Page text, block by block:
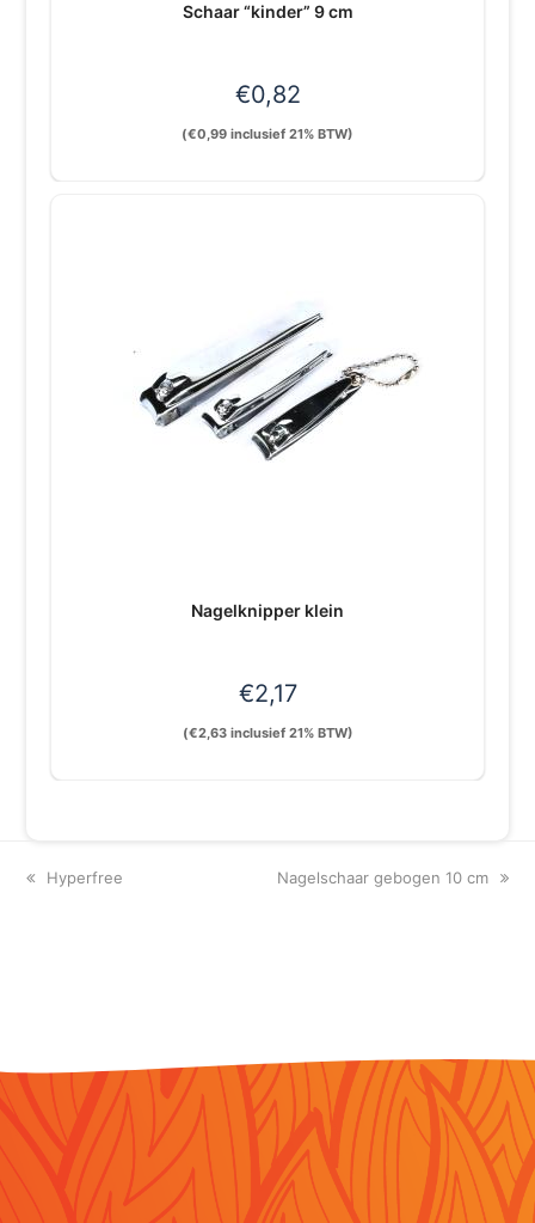
Schaar “kinder” 9 cm
€0,82
(€0,99 inclusief 21% BTW)
Nagelknipper klein
€2,17
(€2,63inclusief 21% BTW)
previous
Hyperfree
next
Nagelschaar gebogen 10 cm